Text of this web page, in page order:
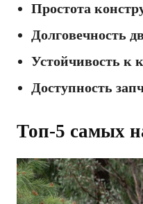
Простота
Долговечность
Устойчивость к
Доступность
Топ-5 самых